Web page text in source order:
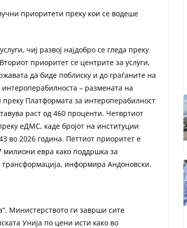
приоритети преку кои се водеше
чиј развој најдобро се гледа преку
приоритет се центрите за услуги,
да биде поблиску и до граѓаните на
– размената на
Платформата за интероперабилност
раст од 460 проценти. Четвртиот
еДМС, каде бројот на институции
во 2026 година. Петтиот приоритет е
милиони евра како поддршка за
трансформација, информира Андоновски.
Министерството ги заврши сите
Унија по цени исти како во